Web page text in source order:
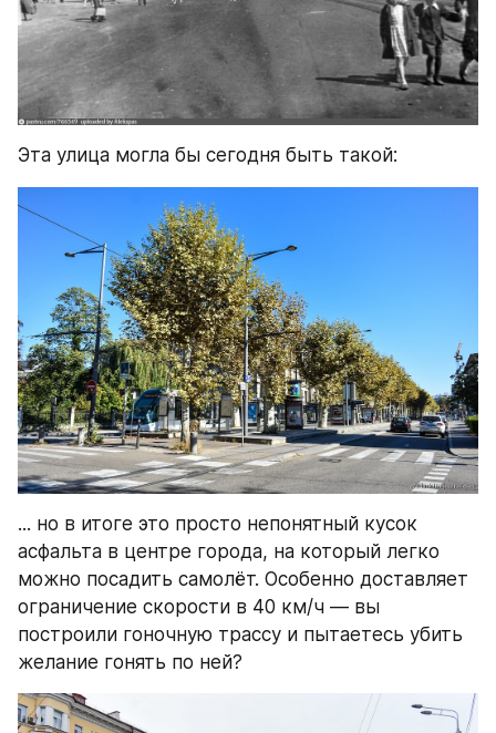
Эта улица могла бы сегодня быть такой:
... но в итоге это просто непонятный кусок
асфальта в центре города, на который легко
можно посадить самолёт. Особенно доставляет
ограничение скорости в 40 км/ч — вы
построили гоночную трассу и пытаетесь убить
желание гонять по ней?